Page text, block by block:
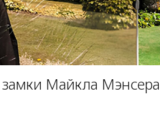
Майкла Мэнсера